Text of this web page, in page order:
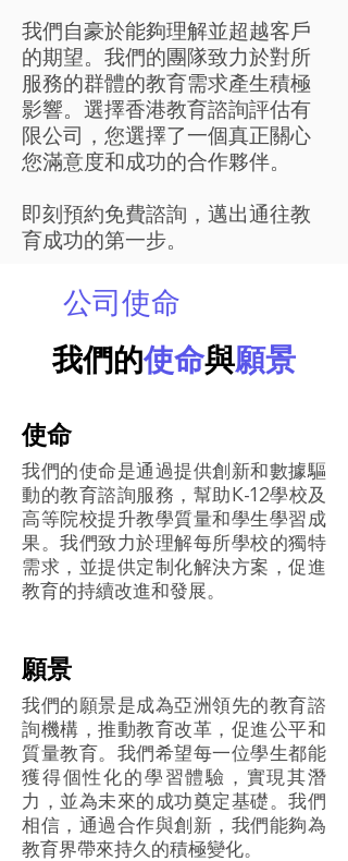
我們自豪於能夠理解並超越客戶
的期望。我們的團隊致力於對所
服務的群體的教育需求產生積極
影響。選擇香港教育諮詢評估有
限公司，您選擇了一個真正關心
您滿意度和成功的合作夥伴。
即刻預約免費諮詢，邁出通往教
育成功的第一步。
公司使命
我們的使命與願景
使命
我們的使命是通過提供創新和數據驅
動的教育諮詢服務，幫助K-12學校及
高等院校提升教學質量和學生學習成
果。我們致力於理解每所學校的獨特
需求，並提供定制化解決方案，促進
教育的持續改進和發展。
願景
我們的願景是成為亞洲領先的教育諮
詢機構，推動教育改革，促進公平和
質量教育。我們希望每一位學生都能
獲得個性化的學習體驗，實現其潛
力，並為未來的成功奠定基礎。我們
相信，通過合作與創新，我們能夠為
教育界帶來持久的積極變化。